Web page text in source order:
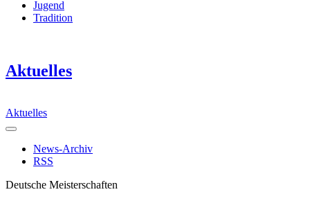
Jugend
Tradition
Aktuelles
Aktuelles
News-Archiv
RSS
Deutsche Meisterschaften